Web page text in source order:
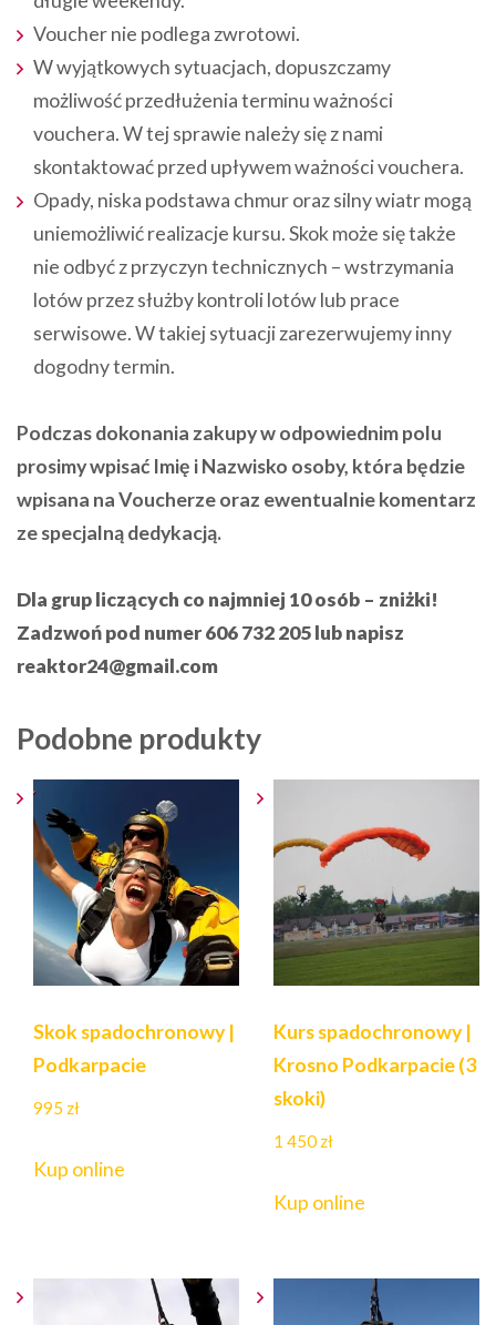
Voucher nie podlega zwrotowi.
W wyjątkowych sytuacjach, dopuszczamy
możliwość przedłużenia terminu ważności
vouchera. W tej sprawie należy się z nami
skontaktować przed upływem ważności vouchera.
Opady, niska podstawa chmur oraz silny wiatr mogą
uniemożliwić realizacje kursu. Skok może się także
nie odbyć z przyczyn technicznych – wstrzymania
lotów przez służby kontroli lotów lub prace
serwisowe. W takiej sytuacji zarezerwujemy inny
dogodny termin.
Podczas dokonania zakupy w odpowiednim polu
prosimy wpisać Imię i Nazwisko osoby, która będzie
wpisana na Voucherze oraz ewentualnie komentarz
ze specjalną dedykacją.
Dla grup liczących co najmniej 10 osób – zniżki!
Zadzwoń pod numer 606 732 205 lub napisz
reaktor24@gmail.com
Podobne produkty
Skok spadochronowy |
Podkarpacie
995 zł
Kup online
Kurs spadochronowy |
Krosno Podkarpacie (3
skoki)
1 450 zł
Kup online